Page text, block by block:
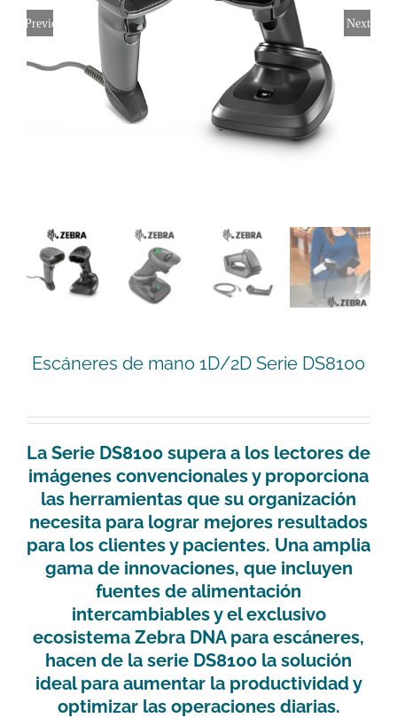
Previous Next
Escáneres de mano 1D/2D Serie DS8100
La Serie DS8100 supera a los lectores de
imágenes convencionales y proporciona
las herramientas que su organización
necesita para lograr mejores resultados
para los clientes y pacientes. Una amplia
gama de innovaciones, que incluyen
fuentes de alimentación
intercambiables y el exclusivo
ecosistema Zebra DNA para escáneres,
hacen de la serie DS8100 la solución
ideal para aumentar la productividad y
optimizar las operaciones diarias.